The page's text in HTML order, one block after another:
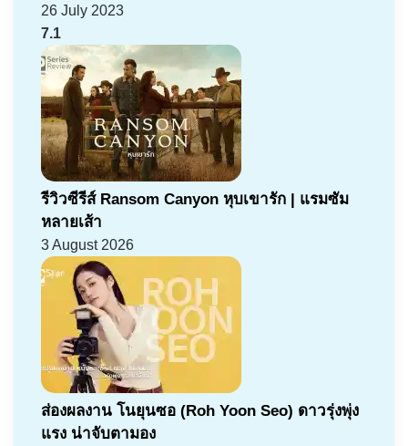
26 July 2023
7.1
รีวิวซีรีส์ Ransom Canyon หุบเขารัก | แรมซัม
หลายเส้า
3 August 2026
ส่องผลงาน โนยุนซอ (Roh Yoon Seo) ดาวรุ่งพุ่ง
แรง น่าจับตามอง